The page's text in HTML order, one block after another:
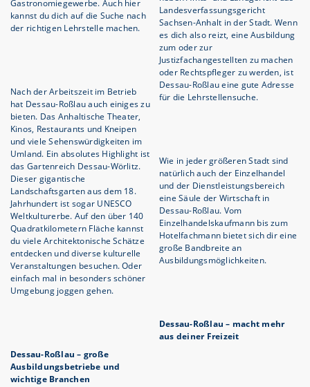
Gastronomiegewerbe. Auch hier
kannst du dich auf die Suche nach
der richtigen Lehrstelle machen.
Nach der Arbeitszeit im Betrieb
hat Dessau-Roßlau auch einiges zu
bieten. Das Anhaltische Theater,
Kinos, Restaurants und Kneipen
und viele Sehenswürdigkeiten im
Umland. Ein absolutes Highlight ist
das Gartenreich Dessau-Wörlitz.
Dieser gigantische
Landschaftsgarten aus dem 18.
Jahrhundert ist sogar UNESCO
Weltkulturerbe. Auf den über 140
Quadratkilometern Fläche kannst
du viele Architektonische Schätze
entdecken und diverse kulturelle
Veranstaltungen besuchen. Oder
einfach mal in besonders schöner
Umgebung joggen gehen.
Dessau-Roßlau – große
Ausbildungsbetriebe und
wichtige Branchen
Landesverfassungsgericht
Sachsen-Anhalt in der Stadt. Wenn
es dich also reizt, eine Ausbildung
zum oder zur
Justizfachangestellten zu machen
oder Rechtspfleger zu werden, ist
Dessau-Roßlau eine gute Adresse
für die Lehrstellensuche.
Wie in jeder größeren Stadt sind
natürlich auch der Einzelhandel
und der Dienstleistungsbereich
eine Säule der Wirtschaft in
Dessau-Roßlau. Vom
Einzelhandelskaufmann bis zum
Hotelfachmann bietet sich dir eine
große Bandbreite an
Ausbildungsmöglichkeiten.
Dessau-Roßlau – macht mehr
aus deiner Freizeit